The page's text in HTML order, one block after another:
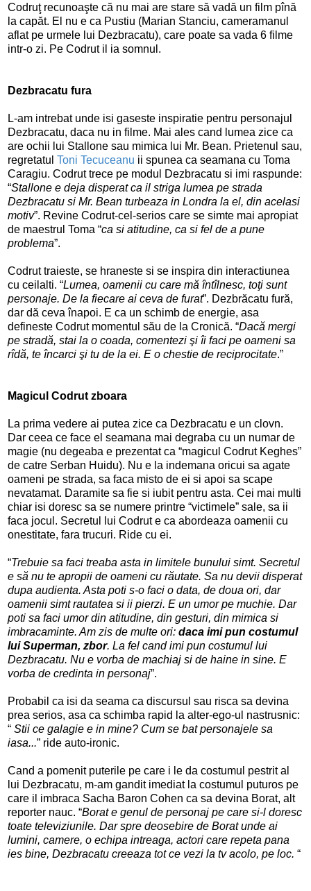
Codruţ recunoaşte că nu mai are stare să vadă un film pînă
la capăt. El nu e ca Pustiu (Marian Stanciu, cameramanul
aflat pe urmele lui Dezbracatu), care poate sa vada 6 filme
intr-o zi. Pe Codrut il ia somnul.
Dezbracatu fura
L-am intrebat unde isi gaseste inspiratie pentru personajul
Dezbracatu, daca nu in filme. Mai ales cand lumea zice ca
are ochii lui Stallone sau mimica lui Mr. Bean. Prietenul sau,
regretatul Toni Tecuceanu ii spunea ca seamana cu Toma
Caragiu. Codrut trece pe modul Dezbracatu si imi raspunde:
“Stallone e deja disperat ca il striga lumea pe strada
Dezbracatu si Mr. Bean turbeaza in Londra la el, din acelasi
motiv”. Revine Codrut-cel-serios care se simte mai apropiat
de maestrul Toma “ca si atitudine, ca si fel de a pune
problema”.
Codrut traieste, se hraneste si se inspira din interactiunea
cu ceilalti. “Lumea, oamenii cu care mă întîlnesc, toţi sunt
personaje. De la fiecare ai ceva de furat”. Dezbrăcatu fură,
dar dă ceva înapoi. E ca un schimb de energie, asa
defineste Codrut momentul său de la Cronică. “Dacă mergi
pe stradă, stai la o coada, comentezi şi îi faci pe oameni sa
rîdă, te încarci şi tu de la ei. E o chestie de reciprocitate.”
Magicul Codrut zboara
La prima vedere ai putea zice ca Dezbracatu e un clovn.
Dar ceea ce face el seamana mai degraba cu un numar de
magie (nu degeaba e prezentat ca “magicul Codrut Keghes”
de catre Serban Huidu). Nu e la indemana oricui sa agate
oameni pe strada, sa faca misto de ei si apoi sa scape
nevatamat. Daramite sa fie si iubit pentru asta. Cei mai multi
chiar isi doresc sa se numere printre “victimele” sale, sa ii
faca jocul. Secretul lui Codrut e ca abordeaza oamenii cu
onestitate, fara trucuri. Ride cu ei.
“Trebuie sa faci treaba asta in limitele bunului simt. Secretul
e să nu te apropii de oameni cu răutate. Sa nu devii disperat
dupa audienta. Asta poti s-o faci o data, de doua ori, dar
oamenii simt rautatea si ii pierzi. E un umor pe muchie. Dar
poti sa faci umor din atitudine, din gesturi, din mimica si
imbracaminte. Am zis de multe ori: daca imi pun costumul
lui Superman, zbor. La fel cand imi pun costumul lui
Dezbracatu. Nu e vorba de machiaj si de haine in sine. E
vorba de credinta in personaj”.
Probabil ca isi da seama ca discursul sau risca sa devina
prea serios, asa ca schimba rapid la alter-ego-ul nastrusnic:
“ Stii ce galagie e in mine? Cum se bat personajele sa
iasa...” ride auto-ironic.
Cand a pomenit puterile pe care i le da costumul pestrit al
lui Dezbracatu, m-am gandit imediat la costumul puturos pe
care il imbraca Sacha Baron Cohen ca sa devina Borat, alt
reporter nauc. “Borat e genul de personaj pe care si-l doresc
toate televiziunile. Dar spre deosebire de Borat unde ai
lumini, camere, o echipa intreaga, actori care repeta pana
ies bine, Dezbracatu creeaza tot ce vezi la tv acolo, pe loc. “